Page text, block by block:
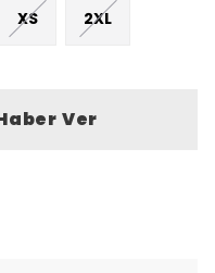
XS 2XL
Ver